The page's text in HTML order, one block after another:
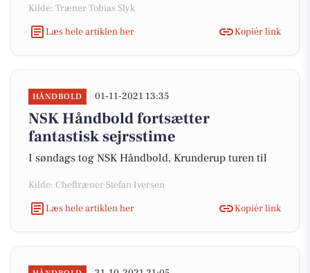
Kilde: Træner Tobias Slyk
Læs hele artiklen her
Kopiér link
HÅNDBOLD 01-11-2021 13:35
NSK Håndbold fortsætter
fantastisk sejrsstime
I søndags tog NSK Håndbold, Krunderup turen til
Kilde: Cheftræner Stefan Iversen
Læs hele artiklen her
Kopiér link